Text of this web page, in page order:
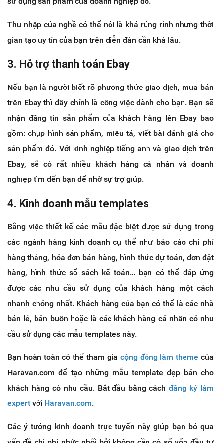
Thu nhập của nghề có thể nói là khá rủng rỉnh nhưng thời
gian tạo uy tín của bạn trên diễn đàn cần khá lâu.
3. Hỗ trợ thanh toán Ebay
Nếu bạn là người biết rõ phương thức giao dịch, mua bán
trên Ebay thì đây chính là công việc dành cho bạn. Bạn sẽ
nhận đăng tin sản phẩm của khách hàng lên Ebay bao
gồm: chụp hình sản phẩm, miêu tả, viết bài đánh giá cho
sản phẩm đó. Với kinh nghiệp tiếng anh và giao dịch trên
Ebay, sẽ có rất nhiều khách hàng cá nhân và doanh
nghiệp tìm đến bạn để nhờ sự trợ giúp.
4. Kinh doanh mẫu templates
Bằng việc thiết kế các mẫu đặc biệt được sử dụng trong
các ngành hàng kinh doanh cụ thể như báo cáo chi phí
hàng tháng, hóa đơn bán hàng, hình thức dự toán, đơn đặt
hàng, hình thức sổ sách kế toán… bạn có thể đáp ứng
được các nhu cầu sử dụng của khách hàng một cách
nhanh chóng nhất. Khách hàng của bạn có thể là các nhà
bán lẻ, bán buôn hoặc là các khách hàng cá nhân có nhu
cầu sử dụng các mẫu templates này.
Bạn hoàn toàn có thể tham gia cộng đồng làm theme của
Haravan.com để tạo những mẫu template đẹp bán cho
khách hàng có nhu cầu. Bắt đầu bằng cáchđăng ký làm
expert với Haravan.com.
Các ý tưởng kinh doanh trực tuyến này giúp bạn bỏ qua